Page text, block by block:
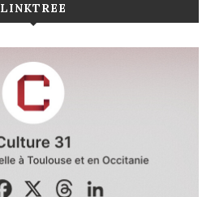
LINKTREE